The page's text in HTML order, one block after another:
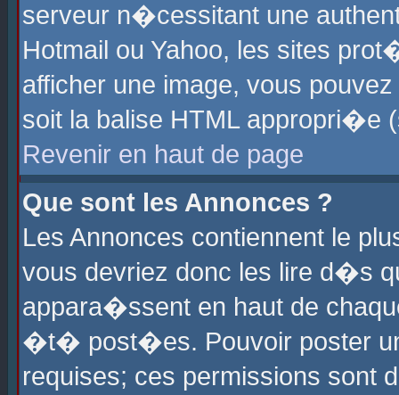
serveur n�cessitant une
Hotmail ou Yahoo, les sites
afficher une image, vous
soit la balise HTML
Revenir en haut de page
Que sont les Annonces ?
Les Annonces contiennent le
vous devriez donc les lire d�s
appara�ssent en haut de
�t� post�es. Pouvoir poster
requises; ces permissions sont